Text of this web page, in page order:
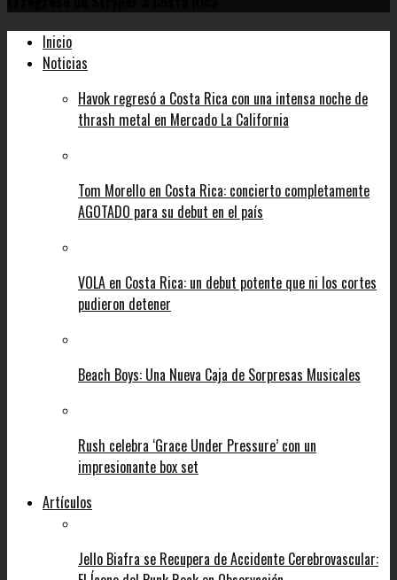
Inicio
Noticias
Havok regresó a Costa Rica con una intensa noche de
thrash metal en Mercado La California
Tom Morello en Costa Rica: concierto completamente
AGOTADO para su debut en el país
VOLA en Costa Rica: un debut potente que ni los cortes
pudieron detener
Beach Boys: Una Nueva Caja de Sorpresas Musicales
Rush celebra ‘Grace Under Pressure’ con un
impresionante box set
Artículos
Jello Biafra se Recupera de Accidente Cerebrovascular: